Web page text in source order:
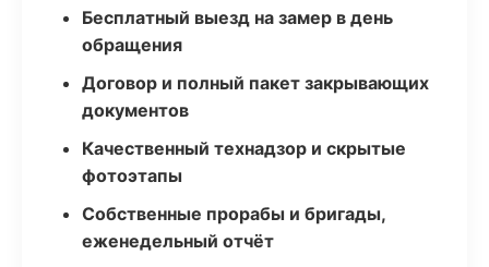
Бесплатный выезд на замер в день
обращения
Договор и полный пакет закрывающих
документов
Качественный технадзор и скрытые
фотоэтапы
Собственные прорабы и бригады,
еженедельный отчёт